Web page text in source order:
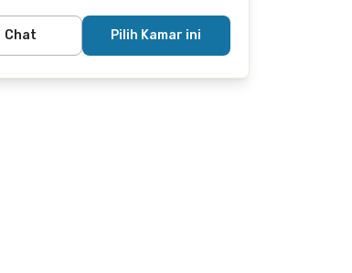
internet/wifi
Chat Pilih Kamar ini